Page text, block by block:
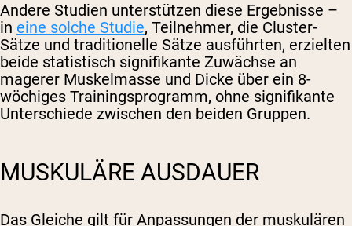
Andere Studien unterstützen diese Ergebnisse –
in eine solche Studie, Teilnehmer, die Cluster-
Sätze und traditionelle Sätze ausführten, erzielten
beide statistisch signifikante Zuwächse an
magerer Muskelmasse und Dicke über ein 8-
wöchiges Trainingsprogramm, ohne signifikante
Unterschiede zwischen den beiden Gruppen.
MUSKULÄRE AUSDAUER
Das Gleiche gilt für Anpassungen der muskulären